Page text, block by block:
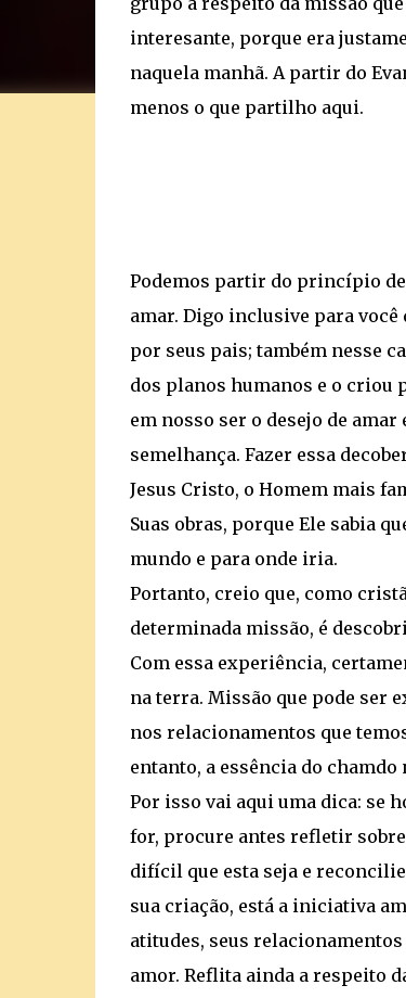
interesante, porque era
naquela manhã. A partir do
menos o que partilho aqui.
Podemos partir do princípio de
amar. Digo inclusive para
por seus pais; também nesse
dos planos humanos e o criou
em nosso ser o desejo de amar
semelhança. Fazer essa
Jesus Cristo, o Homem mais
Suas obras, porque Ele sabia
mundo e para onde iria.
Portanto, creio que, como
determinada missão, é
Com essa experiência,
na terra. Missão que pode ser
nos relacionamentos que
entanto, a essência do
Por isso vai aqui uma dica: se
for, procure antes refletir
difícil que esta seja e
sua criação, está a iniciativa
atitudes, seus
amor. Reflita ainda a respeito